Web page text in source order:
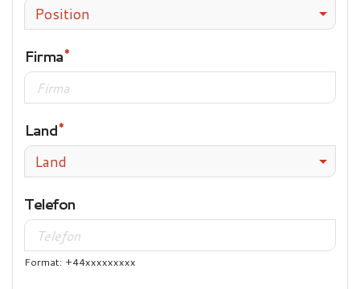
Position
Firma
Land
Land
Telefon
Format: +44xxxxxxxxx